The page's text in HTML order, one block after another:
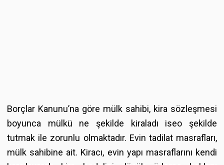
Borçlar Kanunu’na göre mülk sahibi, kira sözleşmesi
boyunca mülkü ne şekilde kiraladı iseo şekilde
tutmak ile zorunlu olmaktadır. Evin tadilat masrafları,
mülk sahibine ait. Kiracı, evin yapı masraflarını kendi